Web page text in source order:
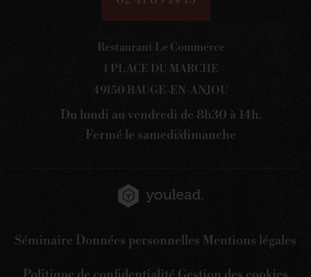
Restaurant Le Commerce
1 PLACE DU MARCHE
49150 BAUGE-EN-ANJOU
Du lundi au vendredi de 8h30 à 14h.
Fermé le samedi/dimanche
Séminaire Données personnelles Mentions légales